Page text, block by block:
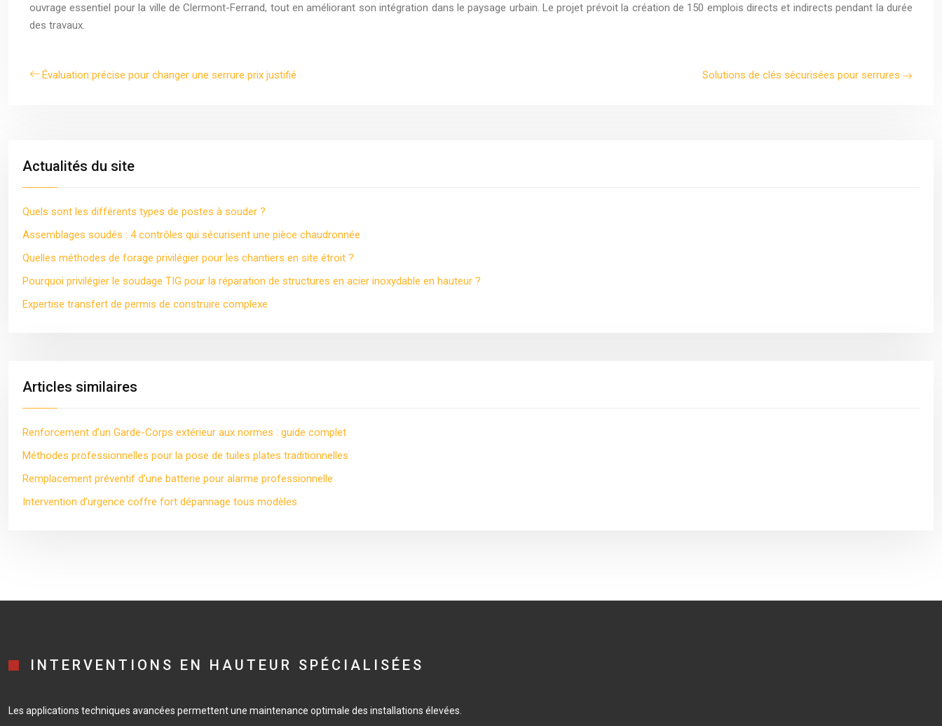
ouvrage essentiel pour la ville de Clermont-Ferrand, tout en améliorant son intégration dans le paysage urbain. Le projet prévoit la création de 150 emplois directs et indirects pendant la durée
des travaux.
Évaluation précise pour changer une serrure prix justifié Solutions de clés sécurisées pour serrures
Actualités du site
Quels sont les différents types de postes à souder ?
Assemblages soudés : 4 contrôles qui sécurisent une pièce chaudronnée
Quelles méthodes de forage privilégier pour les chantiers en site étroit ?
Pourquoi privilégier le soudage TIG pour la réparation de structures en acier inoxydable en hauteur ?
Expertise transfert de permis de construire complexe
Articles similaires
Renforcement d’un Garde-Corps extérieur aux normes : guide complet
Méthodes professionnelles pour la pose de tuiles plates traditionnelles
Remplacement préventif d’une batterie pour alarme professionnelle
Intervention d’urgence coffre fort dépannage tous modèles
INTERVENTIONS EN HAUTEUR SPÉCIALISÉES
Les applications techniques avancées permettent une maintenance optimale des installations élevées.